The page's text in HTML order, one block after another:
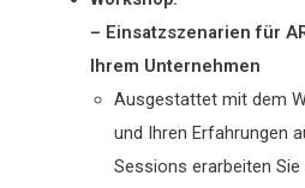
– Einsatzszenarien für
Ihrem Unternehmen
Ausgestattet mit dem
und Ihren Erfahrungen
Sessions erarbeiten